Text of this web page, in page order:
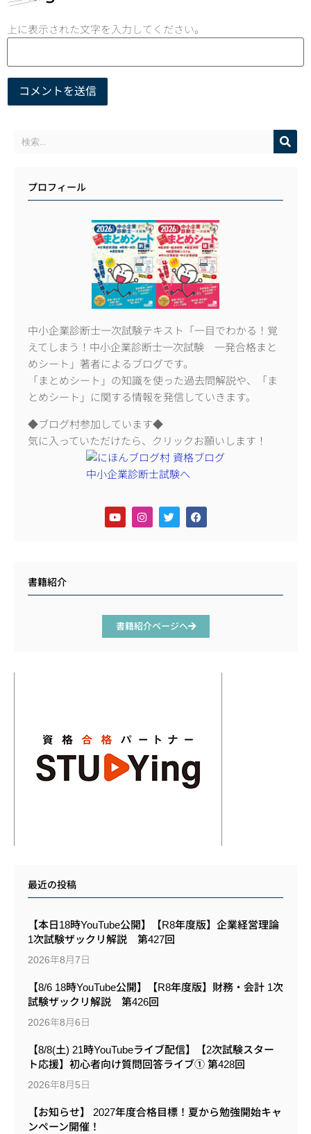
上に表示された文字を入力してください。
プロフィール
中小企業診断士一次試験テキスト「一目でわかる！覚
えてしまう！中小企業診断士一次試験 一発合格まと
めシート」著者によるブログです。
「まとめシート」の知識を使った過去問解説や、「ま
とめシート」に関する情報を発信していきます。
◆ブログ村参加しています◆
気に入っていただけたら、クリックお願いします！
書籍紹介
書籍紹介ページへ
最近の投稿
【本日18時YouTube公開】【R8年度版】企業経営理論
1次試験ザックリ解説 第427回
2026年8月7日
【8/6 18時YouTube公開】【R8年度版】財務・会計 1次
試験ザックリ解説 第426回
2026年8月6日
【8/8(土) 21時YouTubeライブ配信】【2次試験スター
ト応援】初心者向け質問回答ライブ① 第428回
2026年8月5日
【お知らせ】 2027年度合格目標！夏から勉強開始キャ
ンペーン開催！